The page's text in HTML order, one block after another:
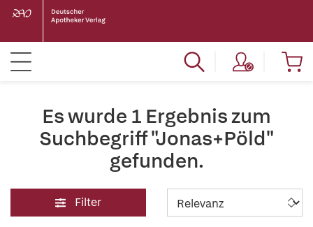
Es wurde 1 Ergebnis zum
Suchbegriff "Jonas+Pöld"
gefunden.
Filter